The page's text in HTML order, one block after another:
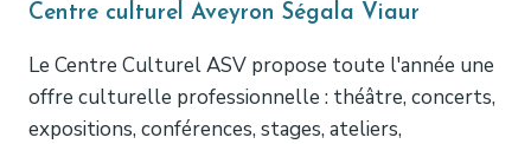
Centre culturel Aveyron Ségala Viaur
Le Centre Culturel ASV propose toute l'année une
offre culturelle professionnelle : théâtre, concerts,
expositions, conférences, stages, ateliers,